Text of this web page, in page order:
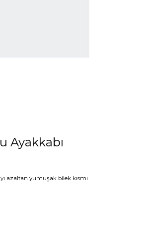
Ayakkabı
azaltan yumuşak bilek kısmı